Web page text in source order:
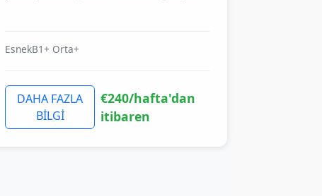
EsnekB1+ Orta+
DAHA FAZLA
BİLGİ
€240/hafta'dan
itibaren